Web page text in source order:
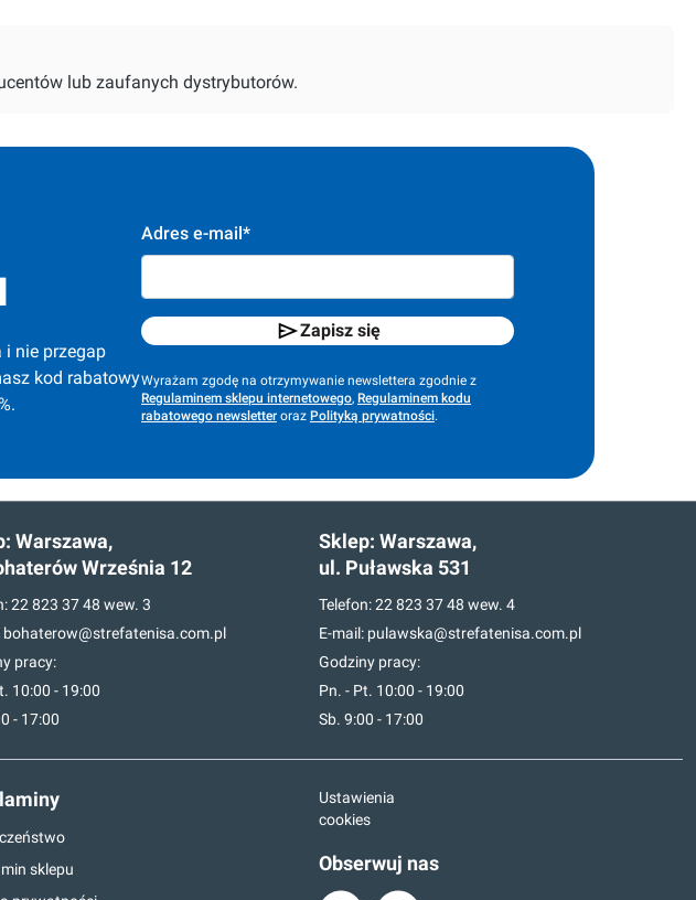
lub zaufanych dystrybutorów.
i nie przegap
kod rabatowy
Adres e-mail*
Zapisz się
Wyrażam zgodę na otrzymywanie newslettera zgodnie z
Regulaminem sklepu internetowego, Regulaminem kodu
rabatowego newsletter oraz Polityką prywatności.
Warszawa,
Września 12
22 823 37 48 wew. 3
bohaterow@strefatenisa.com.pl
pracy:
10:00 - 19:00
- 17:00
Sklep: Warszawa,
ul. Puławska 531
Telefon:22 823 37 48 wew. 4
E-mail: pulawska@strefatenisa.com.pl
Godziny pracy:
Pn. - Pt. 10:00 - 19:00
Sb. 9:00 - 17:00
sklepu
Ustawienia
cookies
Obserwuj nas